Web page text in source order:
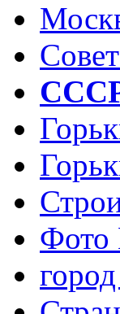
Фото